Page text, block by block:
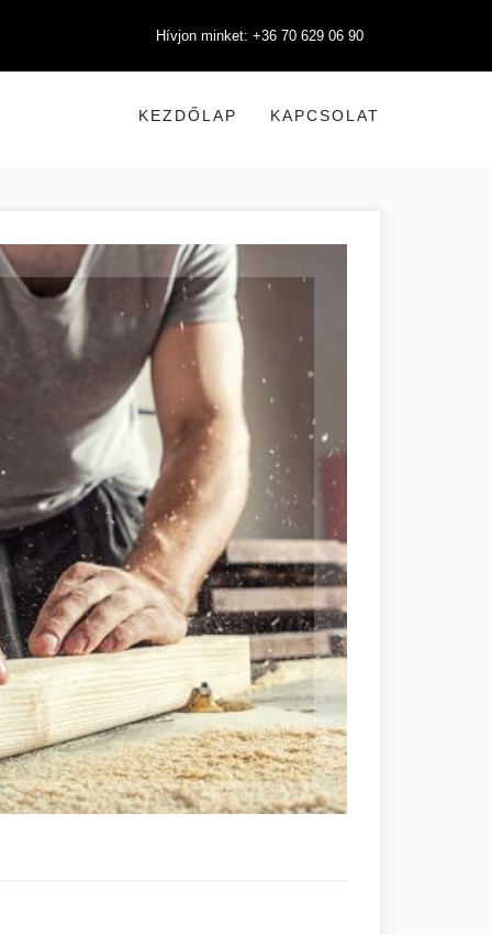
Hívjon minket: +36 70 629 06 90
KEZDŐLAP KAPCSOLAT